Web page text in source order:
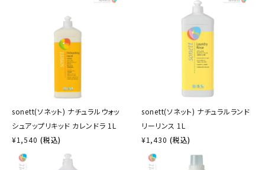
sonett(ソネット) ナチュラルウォッ
シュアップリキッド カレンドラ 1L
¥1,540 (税込)
sonett(ソネット) ナチュラルランド
リーリンス 1L
¥1,430 (税込)